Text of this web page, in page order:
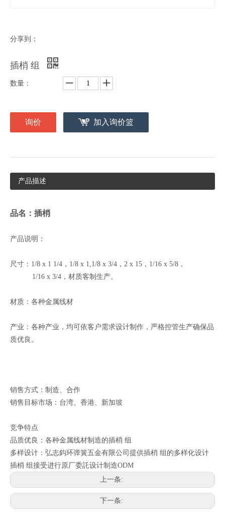
分享到：
插梢 组
数量：
询价 加入询价篮
产品描述
品名：插梢
产品说明：
尺寸：1/8 x 1 1/4，1/8 x 1,1/8 x 3/4，2 x 15，1/16 x 5/8，
1/16 x 3/4，材质客制生产。
材质：各种金属线材
产业：各种产业，均可依客户需求设计制作，严格控管生产确保品
质优良。
销售方式：制造、合作
销售目标市场：台湾、香港、新加坡
竞争特点
品质优良：各种金属线材制造的插梢 组
多样设计：弘志鈎环弹簧五金有限公司提供插梢 组的多样化设计
插梢 组接受进行原厂委託设计制造ODM
上一条:
下一条: